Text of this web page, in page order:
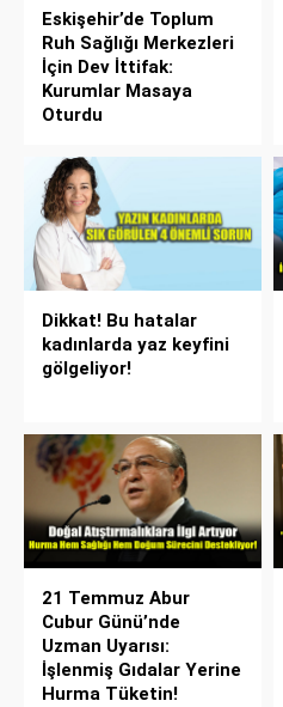
Eskişehir’de Toplum
Ruh Sağlığı Merkezleri
İçin Dev İttifak:
Kurumlar Masaya
Oturdu
Dikkat! Bu hatalar
kadınlarda yaz keyfini
gölgeliyor!
21 Temmuz Abur
Cubur Günü’nde
Uzman Uyarısı:
İşlenmiş Gıdalar Yerine
Hurma Tüketin!